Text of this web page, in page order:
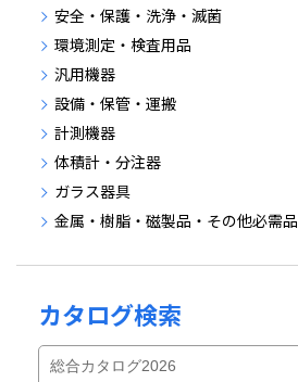
安全・保護・洗浄・滅菌
環境測定・検査用品
汎用機器
設備・保管・運搬
計測機器
体積計・分注器
ガラス器具
金属・樹脂・磁製品・その他必需品
カタログ検索